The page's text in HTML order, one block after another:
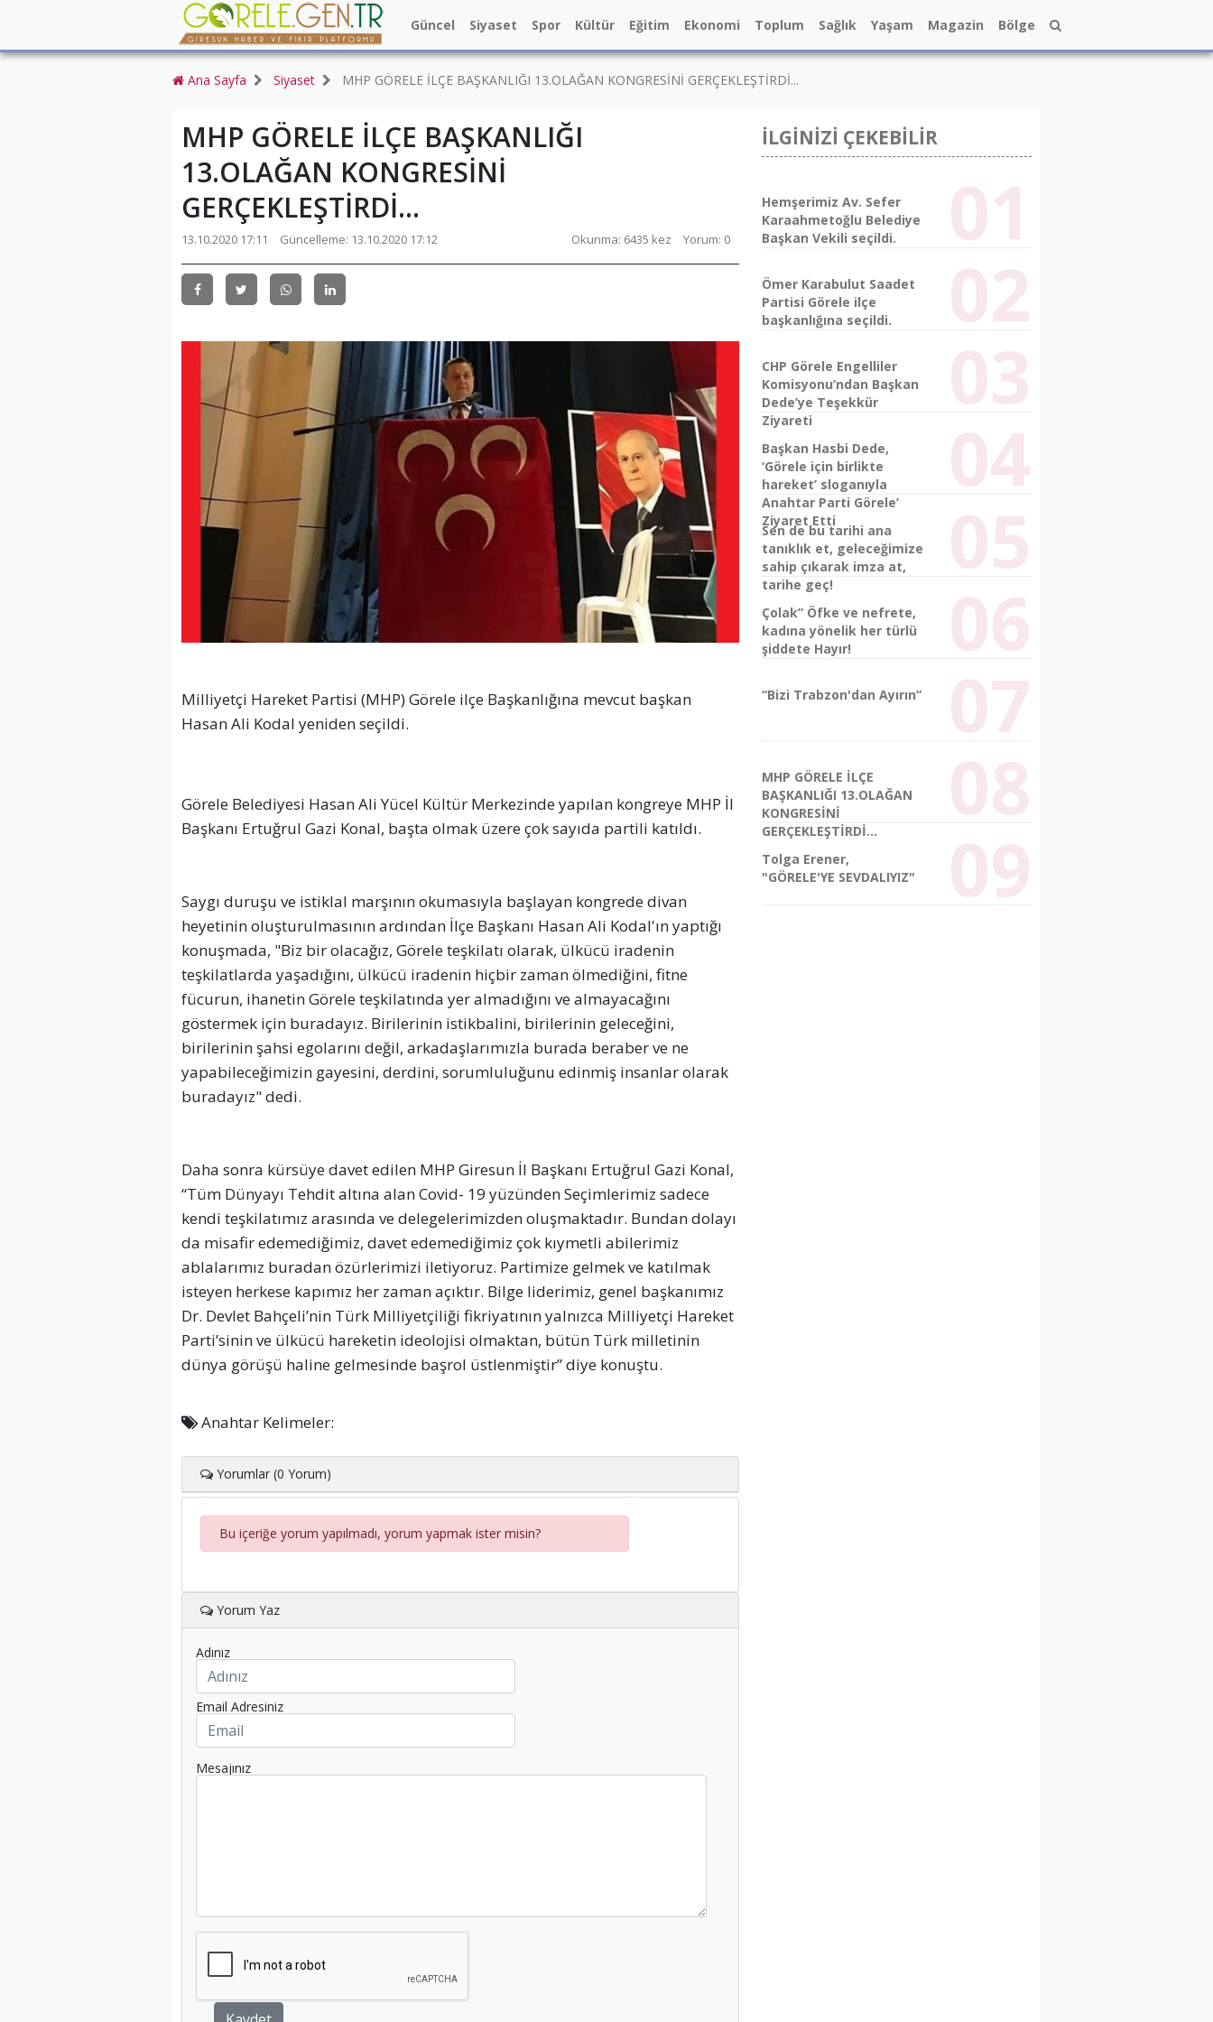
Güncel Siyaset Spor Kültür Eğitim Ekonomi Toplum Sağlık Yaşam Magazin Bölge
Ana Sayfa Siyaset MHP GÖRELE İLÇE BAŞKANLIĞI 13.OLAĞAN KONGRESİNİ GERÇEKLEŞTİRDİ...
MHP GÖRELE İLÇE BAŞKANLIĞI
13.OLAĞAN KONGRESİNİ
GERÇEKLEŞTİRDİ...
13.10.2020 17:11 Güncelleme: 13.10.2020 17:12 Okunma: 6435 kez Yorum: 0
Milliyetçi Hareket Partisi (MHP) Görele ilçe Başkanlığına mevcut başkan
Hasan Ali Kodal yeniden seçildi.
Görele Belediyesi Hasan Ali Yücel Kültür Merkezinde yapılan kongreye MHP İl
Başkanı Ertuğrul Gazi Konal, başta olmak üzere çok sayıda partili katıldı.
Saygı duruşu ve istiklal marşının okumasıyla başlayan kongrede divan
heyetinin oluşturulmasının ardından İlçe Başkanı Hasan Ali Kodal'ın yaptığı
konuşmada, "Biz bir olacağız, Görele teşkilatı olarak, ülkücü iradenin
teşkilatlarda yaşadığını, ülkücü iradenin hiçbir zaman ölmediğini, fitne
fücurun, ihanetin Görele teşkilatında yer almadığını ve almayacağını
göstermek için buradayız. Birilerinin istikbalini, birilerinin geleceğini,
birilerinin şahsi egolarını değil, arkadaşlarımızla burada beraber ve ne
yapabileceğimizin gayesini, derdini, sorumluluğunu edinmiş insanlar olarak
buradayız" dedi.
Daha sonra kürsüye davet edilen MHP Giresun İl Başkanı Ertuğrul Gazi Konal,
“Tüm Dünyayı Tehdit altına alan Covid- 19 yüzünden Seçimlerimiz sadece
kendi teşkilatımız arasında ve delegelerimizden oluşmaktadır. Bundan dolayı
da misafir edemediğimiz, davet edemediğimiz çok kıymetli abilerimiz
ablalarımız buradan özürlerimizi iletiyoruz. Partimize gelmek ve katılmak
isteyen herkese kapımız her zaman açıktır. Bilge liderimiz, genel başkanımız
Dr. Devlet Bahçeli’nin Türk Milliyetçiliği fikriyatının yalnızca Milliyetçi Hareket
Parti’sinin ve ülkücü hareketin ideolojisi olmaktan, bütün Türk milletinin
dünya görüşü haline gelmesinde başrol üstlenmiştir” diye konuştu.
Anahtar Kelimeler:
Yorumlar (0 Yorum)
Bu içeriğe yorum yapılmadı, yorum yapmak ister misin?
Yorum Yaz
Adınız
Email Adresiniz
Mesajınız
İLGİNİZİ ÇEKEBİLİR
Hemşerimiz Av. Sefer
Karaahmetoğlu Belediye
Başkan Vekili seçildi.
Ömer Karabulut Saadet
Partisi Görele ilçe
başkanlığına seçildi.
CHP Görele Engelliler
Komisyonu’ndan Başkan
Dede’ye Teşekkür
Ziyareti
Başkan Hasbi Dede,
‘Görele için birlikte
hareket’ sloganıyla
Anahtar Parti Görele’
Ziyaret Etti
Sen de bu tarihi ana
tanıklık et, geleceğimize
sahip çıkarak imza at,
tarihe geç!
Çolak” Öfke ve nefrete,
kadına yönelik her türlü
şiddete Hayır!
“Bizi Trabzon'dan Ayırın”
MHP GÖRELE İLÇE
BAŞKANLIĞI 13.OLAĞAN
KONGRESİNİ
GERÇEKLEŞTİRDİ...
Tolga Erener,
"GÖRELE'YE SEVDALIYIZ"